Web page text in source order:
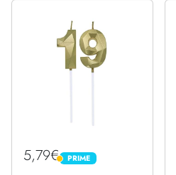
5,79€ PRIME
PRIME